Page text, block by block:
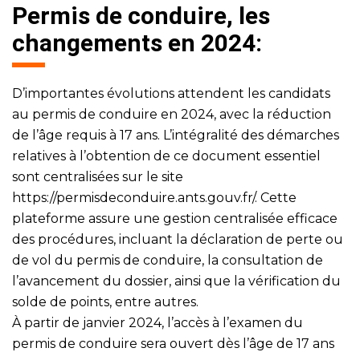
Permis de conduire, les
changements en 2024:
D’importantes évolutions attendent les candidats
au permis de conduire en 2024, avec la réduction
de l’âge requis à 17 ans. L’intégralité des démarches
relatives à l’obtention de ce document essentiel
sont centralisées sur le site
https://permisdeconduire.ants.gouv.fr/. Cette
plateforme assure une gestion centralisée efficace
des procédures, incluant la déclaration de perte ou
de vol du permis de conduire, la consultation de
l’avancement du dossier, ainsi que la vérification du
solde de points, entre autres.
À partir de janvier 2024, l’accès à l’examen du
permis de conduire sera ouvert dès l’âge de 17 ans